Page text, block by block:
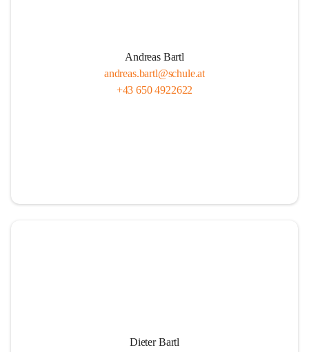
Andreas Bartl
andreas.bartl@schule.at
+43 650 4922622
Dieter Bartl